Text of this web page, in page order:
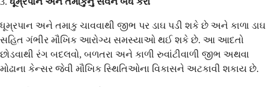
ધૂમ્રપાન અને તમાકુ ચાવવાથી જીભ પર ડાઘ પડી શકે છે અને કાળા ડાઘ
સહિત ગંભીર મૌખિક આરોગ્ય સમસ્યાઓ થઈ શકે છે. આ આદતો
છોડવાથી રંગ બદલવો, બળતરા અને કાળી રુવાંટીવાળી જીભ અથવા
મોઢાના કેન્સર જેવી મૌખિક સ્થિતિઓના વિકાસને અટકાવી શકાય છે.